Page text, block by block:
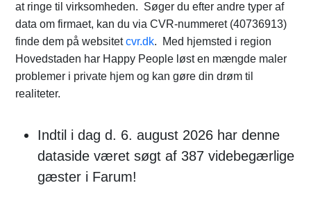
at ringe til virksomheden. Søger du efter andre typer af
data om firmaet, kan du via CVR-nummeret (40736913)
finde dem på websitetcvr.dk. Med hjemsted i region
Hovedstaden har Happy People løst en mængde maler
problemer i private hjem og kan gøre din drøm til
realiteter.
Indtil i dag d. 6. august 2026 har denne
dataside været søgt af 387 videbegærlige
gæster i Farum!